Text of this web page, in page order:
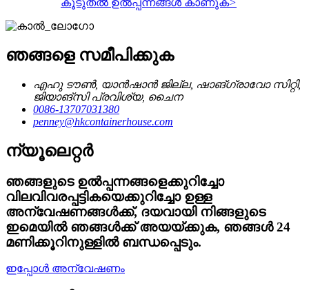
കൂടുതൽ ഉൽപ്പന്നങ്ങൾ കാണുക>
ഞങ്ങളെ സമീപിക്കുക
എഹു ടൗൺ, യാൻഷാൻ ജില്ല, ഷാങ്‌ഗ്രാവോ സിറ്റി,
ജിയാങ്‌സി പ്രവിശ്യ, ചൈന
0086-13707031380
penney@hkcontainerhouse.com
ന്യൂലെറ്റർ
ഞങ്ങളുടെ ഉൽപ്പന്നങ്ങളെക്കുറിച്ചോ
വിലവിവരപ്പട്ടികയെക്കുറിച്ചോ ഉള്ള
അന്വേഷണങ്ങൾക്ക്, ദയവായി നിങ്ങളുടെ
ഇമെയിൽ ഞങ്ങൾക്ക് അയയ്ക്കുക, ഞങ്ങൾ 24
മണിക്കൂറിനുള്ളിൽ ബന്ധപ്പെടും.
ഇപ്പോൾ അന്വേഷണം